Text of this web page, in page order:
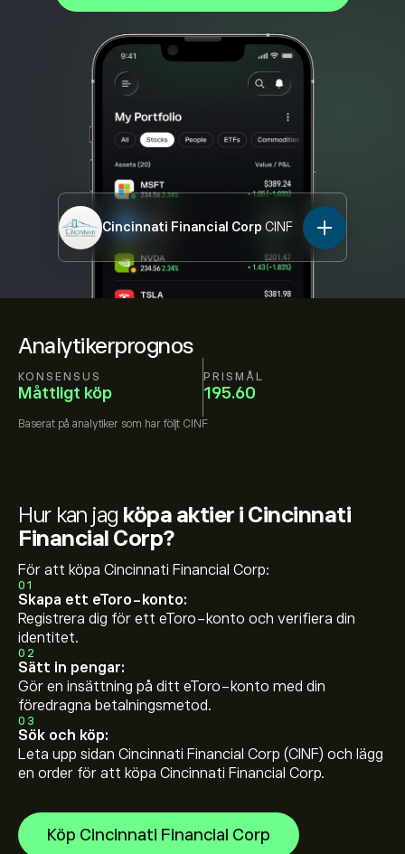
Analytikerprognos
KONSENSUS
Måttligt köp
PRISMÅL
195.60
Baserat på analytiker som har följt CINF
Cincinnati Financial Corp CINF
Hur kan jag köpa aktier i Cincinnati
Financial Corp?
För att köpa Cincinnati Financial Corp:
01
Skapa ett eToro-konto:
Registrera dig för ett eToro-konto och verifiera din
identitet.
02
Sätt in pengar:
Gör en insättning på ditt eToro-konto med din
föredragna betalningsmetod.
03
Sök och köp:
Leta upp sidan Cincinnati Financial Corp (CINF) och lägg
en order för att köpa Cincinnati Financial Corp.
Köp Cincinnati Financial Corp